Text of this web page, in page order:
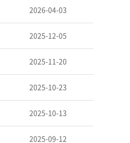
2026-04-03
2025-12-05
2025-11-20
2025-10-23
2025-10-13
2025-09-12